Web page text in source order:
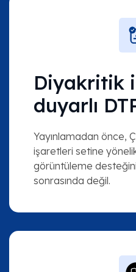
Diyakritik
duyarlı
Yayınlamadan önce,
işaretleri setine
görüntüleme
sonrasında değil.